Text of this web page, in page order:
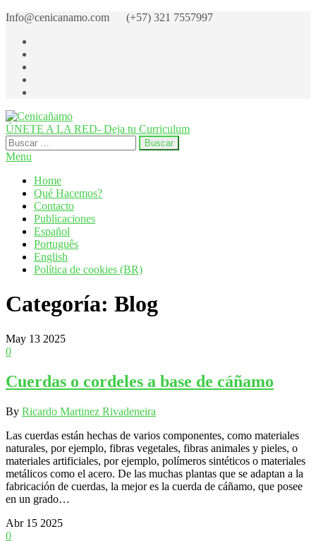
Skip
content
Info@cenicanamo.com (+57) 321 7557997
Cenicañamo
Centro de Investigación del Cañamo
ÚNETE A LA RED- Deja tu Curriculum
Buscar:
Menu
Home
Qué Hacemos?
Contacto
Publicaciones
Español
Português
English
Política de cookies (BR)
Categoría: Blog
May 13 2025
0
Cuerdas o cordeles a base de cáñamo
By Ricardo Martinez Rivadeneira
Las cuerdas están hechas de varios componentes, como materiales
naturales, por ejemplo, fibras vegetales, fibras animales y pieles, o
materiales artificiales, por ejemplo, polímeros sintéticos o materiales
metálicos como el acero. De las muchas plantas que se adaptan a la
fabricación de cuerdas, la mejor es la cuerda de cáñamo, que posee
en un grado…
Abr 15 2025
0